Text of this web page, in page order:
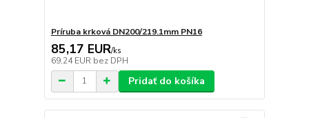
Príruba krková DN200/219.1mm PN16
85,17 EUR/ks
69,24 EUR bez DPH
Pridať do košíka